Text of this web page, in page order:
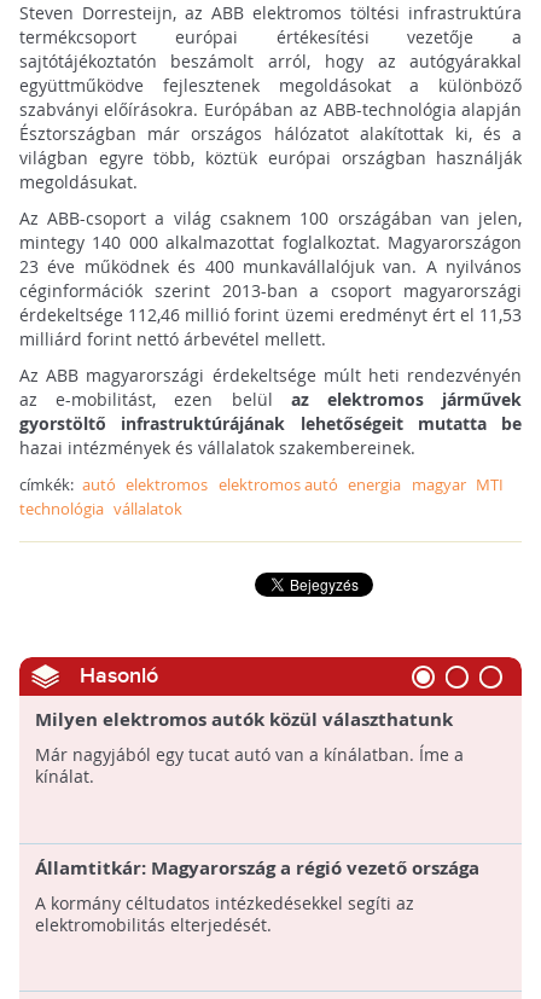
Steven Dorresteijn, az ABB elektromos töltési infrastruktúra
termékcsoport európai értékesítési vezetője a
sajtótájékoztatón beszámolt arról, hogy az autógyárakkal
együttműködve fejlesztenek megoldásokat a különböző
szabványi előírásokra. Európában az ABB-technológia alapján
Észtországban már országos hálózatot alakítottak ki, és a
világban egyre több, köztük európai országban használják
megoldásukat.
Az ABB-csoport a világ csaknem 100 országában van jelen,
mintegy 140 000 alkalmazottat foglalkoztat. Magyarországon
23 éve működnek és 400 munkavállalójuk van. A nyilvános
céginformációk szerint 2013-ban a csoport magyarországi
érdekeltsége 112,46 millió forint üzemi eredményt ért el 11,53
milliárd forint nettó árbevétel mellett.
Az ABB magyarországi érdekeltsége múlt heti rendezvényén
az e-mobilitást, ezen belül az elektromos járművek
gyorstöltő infrastruktúrájának lehetőségeit mutatta be
hazai intézmények és vállalatok szakembereinek.
címkék: autó elektromos elektromos autó energia magyar MTI
technológia vállalatok
Hasonló
Milyen elektromos autók közül választhatunk
2016-ban?
Már nagyjából egy tucat autó van a kínálatban. Íme a
kínálat.
Államtitkár: Magyarország a régió vezető országa
lesz az elektromobilitás területén
A kormány céltudatos intézkedésekkel segíti az
elektromobilitás elterjedését.